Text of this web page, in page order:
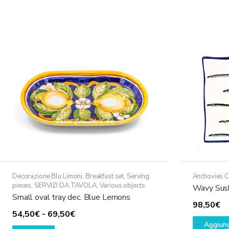
essere
scelte
nella
pagina
del
prodotto
Decorazione Blu Limoni, Breakfast set, Serving
pieces, SERVIZI DA TAVOLA, Various objects
Small oval tray dec. Blue Lemons
54,50€ - 69,50€Fascia
Questo
Anchovies
Wavy
98,50€